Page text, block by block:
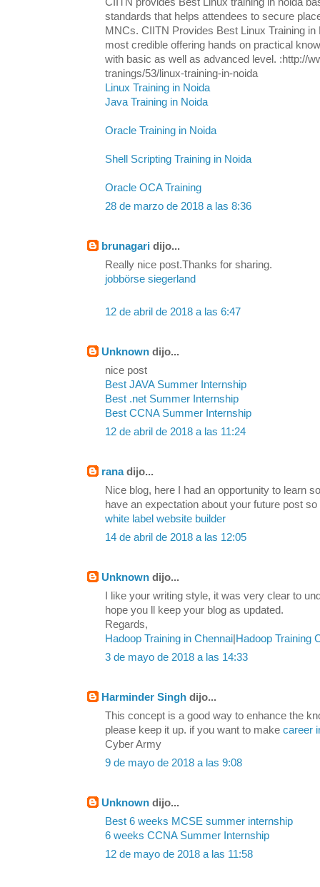
standards that helps attendees to secure
MNCs. CIITN Provides Best Linux Training
most credible offering hands on practical
with basic as well as advanced level. :http://
tranings/53/linux-training-in-noida
Linux Training in Noida
Java Training in Noida
Oracle Training in Noida
Shell Scripting Training in Noida
Oracle OCA Training
28 de marzo de 2018 a las 8:36
brunagari dijo...
Really nice post.Thanks for sharing.
jobbörse siegerland
12 de abril de 2018 a las 6:47
Unknown dijo...
nice post
Best JAVA Summer Internship
Best .net Summer Internship
Best CCNA Summer Internship
12 de abril de 2018 a las 11:24
ranadijo...
Nice blog, here I had an opportunity to learn
have an expectation about your future post
white label website builder
14 de abril de 2018 a las 12:05
Unknown dijo...
I like your writing style, it was very clear to
hope you ll keep your blog as updated.
Regards,
Hadoop Training in Chennai Hadoop Training
3 de mayo de 2018 a las 14:33
Harminder Singh dijo...
This concept is a good way to enhance the
please keep it up. if you want to make career
Cyber Army
9 de mayo de 2018 a las 9:08
Unknown dijo...
Best 6 weeks MCSE summer internship
6 weeks CCNA Summer Internship
12 de mayo de 2018 a las 11:58